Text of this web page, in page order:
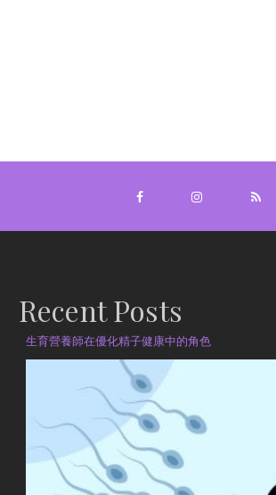
Recent Posts
生育營養師在優化精子健康中的角色